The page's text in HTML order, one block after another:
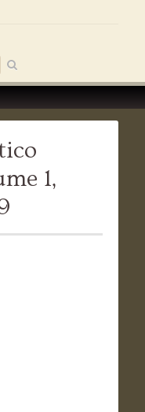
1,